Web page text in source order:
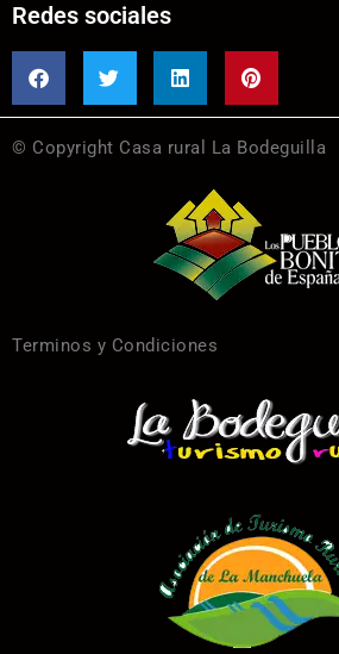
Redes sociales
© Copyright Casa rural La Bodeguilla
Terminos y Condiciones